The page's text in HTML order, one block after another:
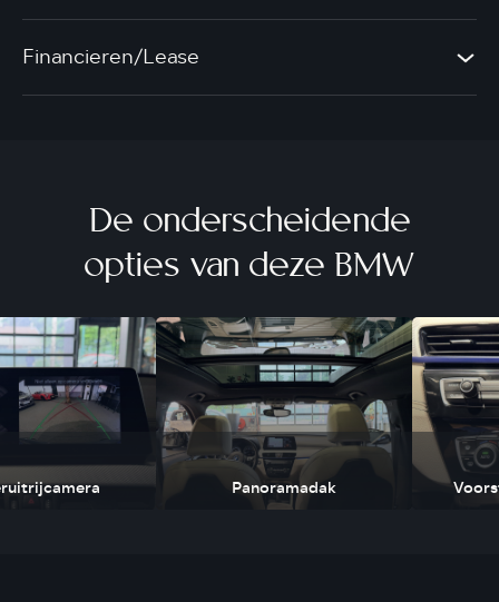
Financieren/Lease
De onderscheidende
opties van deze BMW
Panoramadak